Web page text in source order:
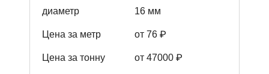
диаметр 16 мм
Цена за метр от 76 ₽
Цена за тонну от 47000 ₽